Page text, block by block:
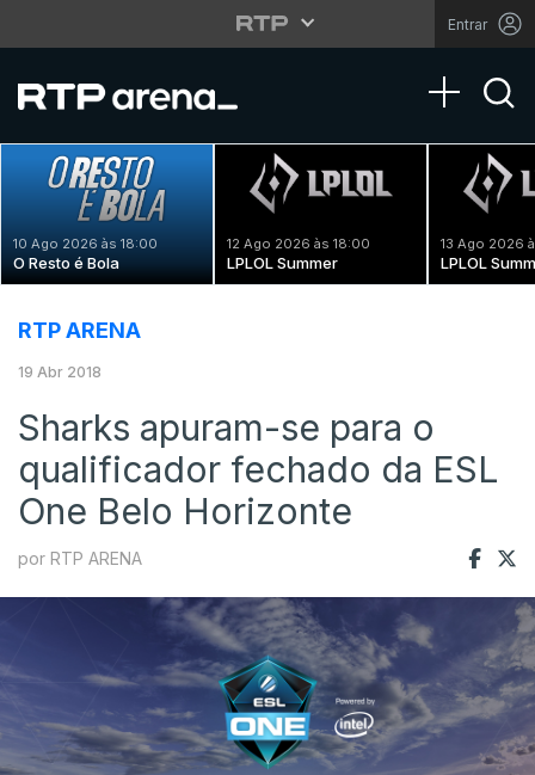
Entrar
Toggle
10 Ago 2026 às 18:00
O Resto é Bola
12 Ago 2026 às 18:00
LPLOL Summer
13 Ago 2026
LPLOL
RTP ARENA
19 Abr 2018
Sharks apuram-se para o
qualificador fechado da ESL
One Belo Horizonte
por RTP ARENA